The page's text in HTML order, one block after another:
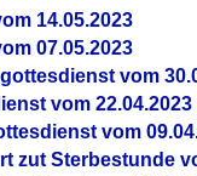
14.05.2023
07.05.2023
vom
vom 22.04.2023
vom
zut Sterbestunde